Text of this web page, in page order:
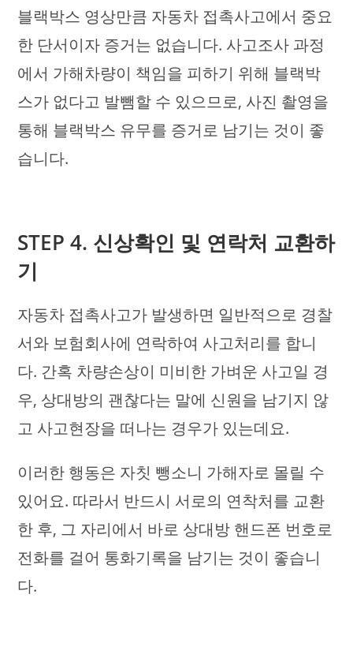
블랙박스 영상만큼 자동차 접촉사고에서 중요
한 단서이자 증거는 없습니다. 사고조사 과정
에서 가해차량이 책임을 피하기 위해 블랙박
스가 없다고 발뺌할 수 있으므로, 사진 촬영을
통해 블랙박스 유무를 증거로 남기는 것이 좋
습니다.
STEP 4. 신상확인 및 연락처 교환하
기
자동차 접촉사고가 발생하면 일반적으로 경찰
서와 보험회사에 연락하여 사고처리를 합니
다. 간혹 차량손상이 미비한 가벼운 사고일 경
우, 상대방의 괜찮다는 말에 신원을 남기지 않
고 사고현장을 떠나는 경우가 있는데요.
이러한 행동은 자칫 뺑소니 가해자로 몰릴 수
있어요. 따라서 반드시 서로의 연착처를 교환
한 후, 그 자리에서 바로 상대방 핸드폰 번호로
전화를 걸어 통화기록을 남기는 것이 좋습니
다.